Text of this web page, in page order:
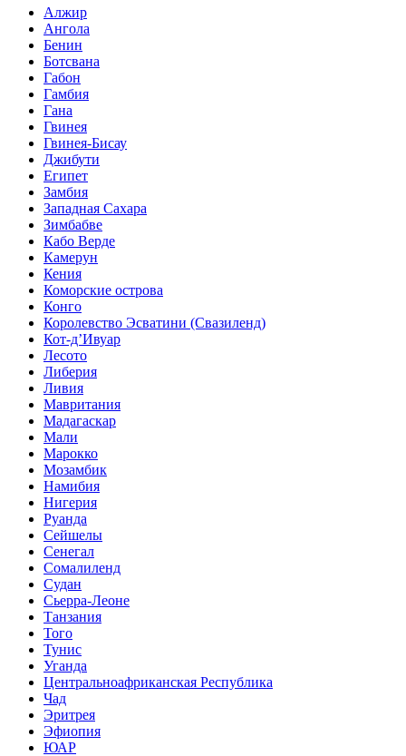
Алжир
Ангола
Бенин
Ботсвана
Габон
Гамбия
Гана
Гвинея
Гвинея-Бисау
Джибути
Египет
Замбия
Западная Сахара
Зимбабве
Кабо Верде
Камерун
Кения
Коморские острова
Конго
Королевство Эсватини (Свазиленд)
Кот-д’Ивуар
Лесото
Либерия
Ливия
Мавритания
Мадагаскар
Мали
Марокко
Мозамбик
Намибия
Нигерия
Руанда
Сейшелы
Сенегал
Сомалиленд
Судан
Сьерра-Леоне
Танзания
Того
Тунис
Уганда
Центральноафриканская Республика
Чад
Эритрея
Эфиопия
ЮАР